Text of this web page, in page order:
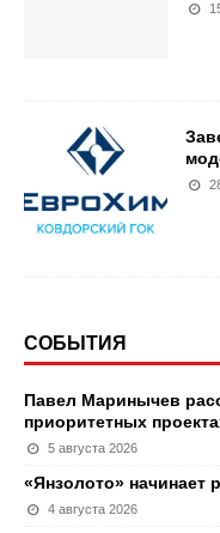
СОБЫТИЯ
Павел Маринычев
приоритетных
5 августа 2026
«Янзолото» начинает
4 августа 2026